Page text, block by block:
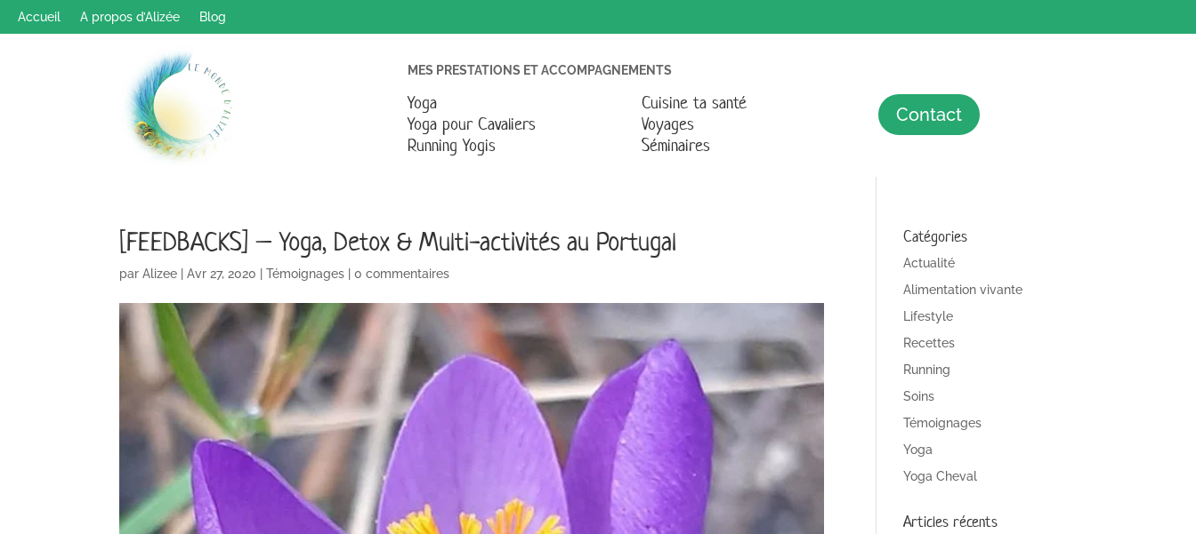
Accueil A propos d’Alizée Blog
MES PRESTATIONS ET ACCOMPAGNEMENTS
Yoga
Yoga pour Cavaliers
Running Yogis
Cuisine ta santé
Voyages
Séminaires
Contact
[FEEDBACKS] – Yoga, Detox & Multi-activités au Portugal
parAlizee |Avr 27, 2020 |Témoignages |0 commentaires
Catégories
Actualité
Alimentation vivante
Lifestyle
Recettes
Running
Soins
Témoignages
Yoga
Yoga Cheval
Articles récents